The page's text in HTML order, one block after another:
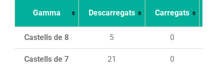
Gamma Descarregats Carregats
Castells de 8 5 0
Castells de 7 21 0